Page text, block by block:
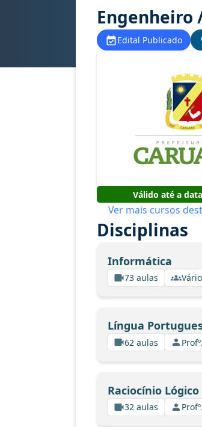
Edital Publicado
Válido até a
Ver mais cursos
Disciplinas
Informática
73 aulas
Língua
62 aulas
Raciocínio Lógico
32 aulas